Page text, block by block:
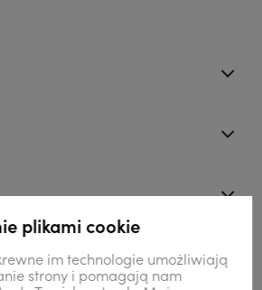
plikami cookie
im technologie umożliwiają
strony i pomagają nam